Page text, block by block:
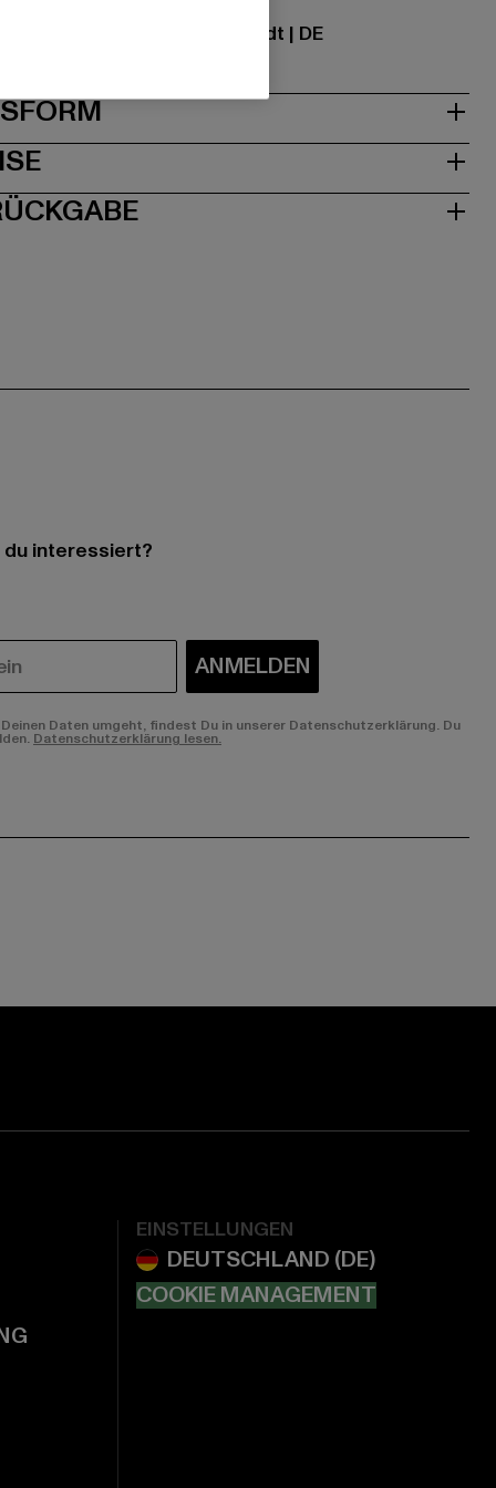
7 | 64372 Ober-Ramstadt | DE
PASSFORM
interessiert?
ANMELDEN
Daten umgeht, findest Du in unserer Datenschutzerklärung. Du
Datenschutzerklärung lesen.
EINSTELLUNGEN
COOKIE MANAGEMENT